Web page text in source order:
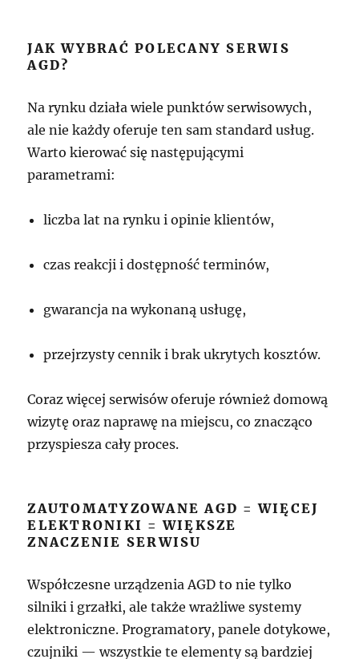
JAK WYBRAĆ POLECANY SERWIS
AGD?
Na rynku działa wiele punktów serwisowych,
ale nie każdy oferuje ten sam standard usług.
Warto kierować się następującymi
parametrami:
liczba lat na rynku i opinie klientów,
czas reakcji i dostępność terminów,
gwarancja na wykonaną usługę,
przejrzysty cennik i brak ukrytych kosztów.
Coraz więcej serwisów oferuje również domową
wizytę oraz naprawę na miejscu, co znacząco
przyspiesza cały proces.
ZAUTOMATYZOWANE AGD = WIĘCEJ
ELEKTRONIKI = WIĘKSZE
ZNACZENIE SERWISU
Współczesne urządzenia AGD to nie tylko
silniki i grzałki, ale także wrażliwe systemy
elektroniczne. Programatory, panele dotykowe,
czujniki — wszystkie te elementy są bardziej